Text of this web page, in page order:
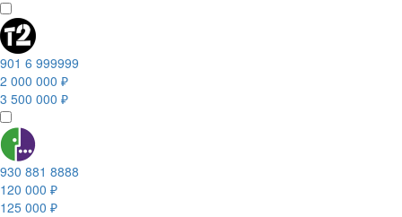
901 6 999999
2 000 000 ₽
3 500 000 ₽
930 881 8888
120 000 ₽
125 000 ₽